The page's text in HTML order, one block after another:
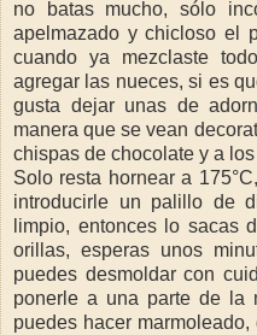
no batas mucho, sólo
apelmazado y chicloso el
cuando ya mezclaste
agregar las nueces, si es
gusta dejar unas de
manera que se vean
chispas de chocolate y a
Solo resta hornear a
introducirle un palillo de
limpio, entonces lo sacas
orillas, esperas unos
puedes desmoldar con
ponerle a una parte de la
puedes hacer